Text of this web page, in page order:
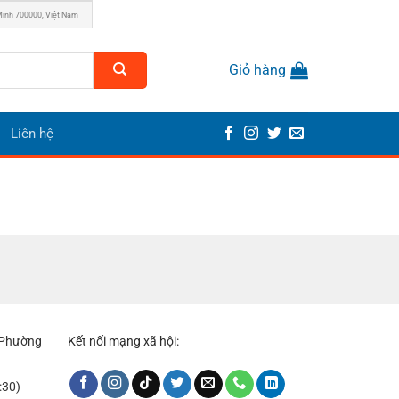
700000, Việt Nam
Giỏ hàng
Liên hệ
Kết nối mạng xã hội: